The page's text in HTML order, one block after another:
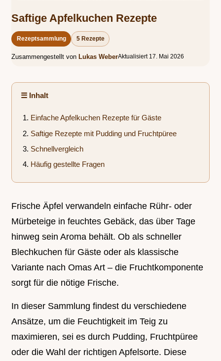
Saftige Apfelkuchen Rezepte
Rezeptsammlung 5 Rezepte
Zusammengestellt von Lukas WeberAktualisiert 17. Mai 2026
☰ Inhalt
Einfache Apfelkuchen Rezepte für Gäste
Saftige Rezepte mit Pudding und Fruchtpüree
Schnellvergleich
Häufig gestellte Fragen
Frische Äpfel verwandeln einfache Rühr- oder
Mürbeteige in feuchtes Gebäck, das über Tage
hinweg sein Aroma behält. Ob als schneller
Blechkuchen für Gäste oder als klassische
Variante nach Omas Art – die Fruchtkomponente
sorgt für die nötige Frische.
In dieser Sammlung findest du verschiedene
Ansätze, um die Feuchtigkeit im Teig zu
maximieren, sei es durch Pudding, Fruchtpüree
oder die Wahl der richtigen Apfelsorte. Diese